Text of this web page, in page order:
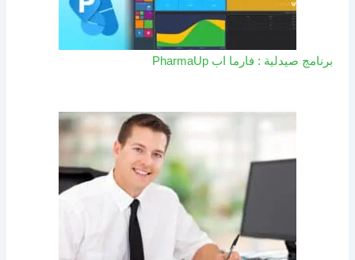
برنامج صيدلية : فارما اب PharmaUp​